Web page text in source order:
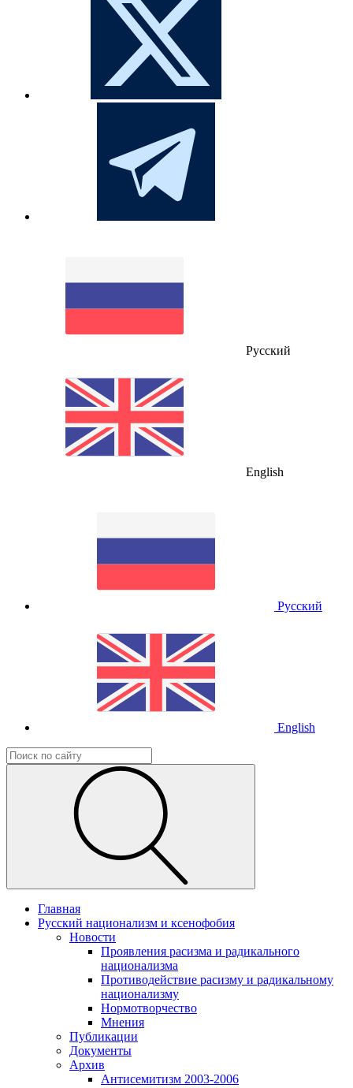
Русский
English
Русский
English
Главная
Русский национализм и ксенофобия
Новости
Проявления расизма и радикального
национализма
Противодействие расизму и радикальному
национализму
Нормотворчество
Мнения
Публикации
Документы
Архив
Антисемитизм 2003-2006